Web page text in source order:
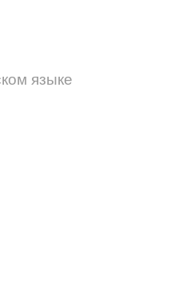
языке